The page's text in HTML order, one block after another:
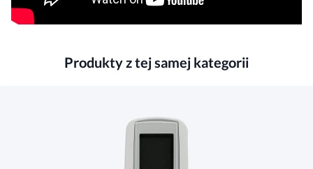
Produkty z tej samej kategorii